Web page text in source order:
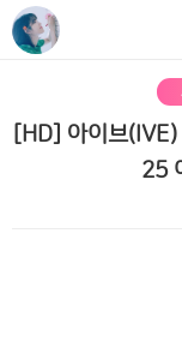
[HD] 아이브
25